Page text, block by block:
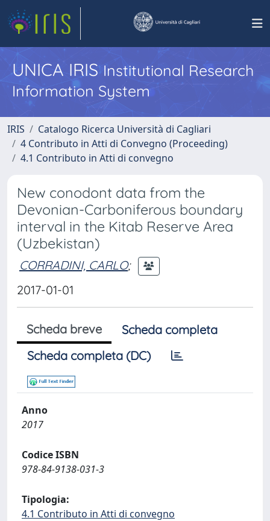
UNICA IRISInstitutional Research
Information System
IRIS
Catalogo Ricerca Università di Cagliari
4 Contributo in Atti di Convegno (Proceeding)
4.1 Contributo in Atti di convegno
New conodont data from the
Devonian-Carboniferous boundary
interval in the Kitab Reserve Area
(Uzbekistan)
CORRADINI, CARLO;
2017-01-01
Scheda breve
Scheda completa
Scheda completa (DC)
Anno
2017
Codice ISBN
978-84-9138-031-3
Tipologia:
4.1 Contributo in Atti di convegno